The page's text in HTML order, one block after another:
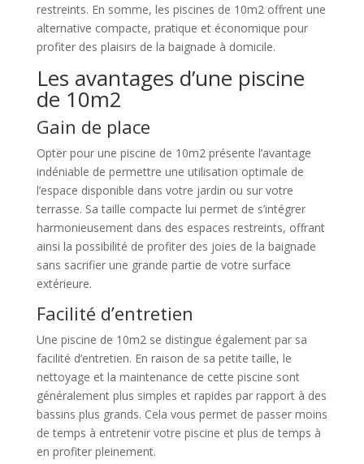
restreints. En somme, les piscines de 10m2 offrent une
alternative compacte, pratique et économique pour
profiter des plaisirs de la baignade à domicile.
Les avantages d’une piscine
de 10m2
Gain de place
Opter pour une piscine de 10m2 présente l’avantage
indéniable de permettre une utilisation optimale de
l’espace disponible dans votre jardin ou sur votre
terrasse. Sa taille compacte lui permet de s’intégrer
harmonieusement dans des espaces restreints, offrant
ainsi la possibilité de profiter des joies de la baignade
sans sacrifier une grande partie de votre surface
extérieure.
Facilité d’entretien
Une piscine de 10m2 se distingue également par sa
facilité d’entretien. En raison de sa petite taille, le
nettoyage et la maintenance de cette piscine sont
généralement plus simples et rapides par rapport à des
bassins plus grands. Cela vous permet de passer moins
de temps à entretenir votre piscine et plus de temps à
en profiter pleinement.